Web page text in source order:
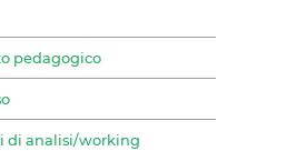
pedagogico
di analisi/working